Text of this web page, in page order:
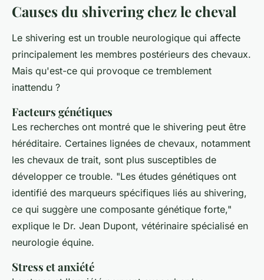
Causes du shivering chez le cheval
Le shivering est un trouble neurologique qui affecte
principalement les membres postérieurs des chevaux.
Mais qu'est-ce qui provoque ce tremblement
inattendu ?
Facteurs génétiques
Les recherches ont montré que le shivering peut être
héréditaire. Certaines lignées de chevaux, notamment
les chevaux de trait, sont plus susceptibles de
développer ce trouble. "Les études génétiques ont
identifié des marqueurs spécifiques liés au shivering,
ce qui suggère une composante génétique forte,"
explique le Dr. Jean Dupont, vétérinaire spécialisé en
neurologie équine.
Stress et anxiété